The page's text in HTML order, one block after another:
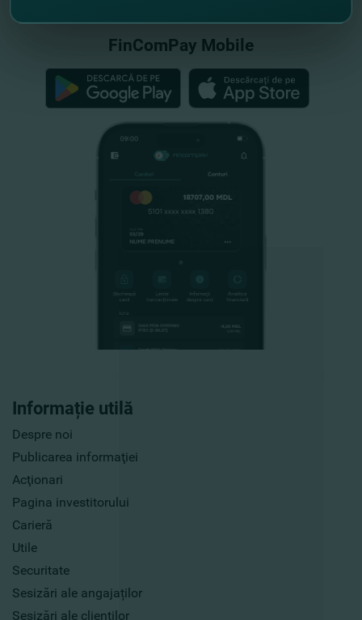
Informație utilă
Despre noi
Publicarea informaţiei
Acţionari
Pagina investitorului
Carieră
Utile
Securitate
Sesizări ale angajaților
Sesizări ale clienților
FinComPay Mobile